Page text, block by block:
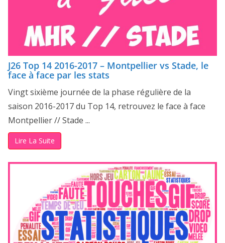
J26 Top 14 2016-2017 – Montpellier vs Stade, le
face à face par les stats
Vingt sixième journée de la phase régulière de la
saison 2016-2017 du Top 14, retrouvez le face à face
Montpellier // Stade ...
Lire La Suite